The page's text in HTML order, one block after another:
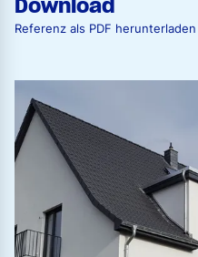
Referenz als PDF herunterladen